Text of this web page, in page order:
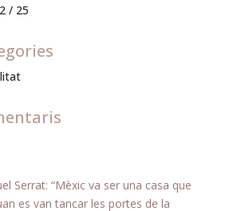
/ 25
Serrat: “Mèxic va ser una casa que
es van tancar les portes de la